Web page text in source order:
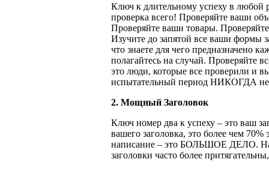
Ключ к длительному успеху в любой
проверка всего! Проверяйте ваши
Проверяйте ваши товары.
Изучите до запятой все ваши формы
что знаете для чего предназначено
полагайтесь на случай. Проверяйте
это люди, которые все проверили и
испытательный период НИКОГДА не
2. Мощный Заголовок
Ключ номер два к успеху – это ваш
вашего заголовка, это более чем
написание – это БОЛЬШОЕ ДЕЛО.
заголовки часто более